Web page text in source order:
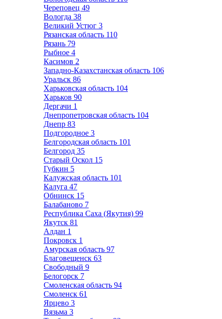
Череповец 49
Вологда 38
Великий Устюг 3
Рязанская область 110
Рязань 79
Рыбное 4
Касимов 2
Западно-Казахстанская область 106
Уральск 86
Харьковская область 104
Харьков 90
Дергачи 1
Днепропетровская область 104
Днепр 83
Подгородное 3
Белгородская область 101
Белгород 35
Старый Оскол 15
Губкин 5
Калужская область 101
Калуга 47
Обнинск 15
Балабаново 7
Республика Саха (Якутия) 99
Якутск 81
Алдан 1
Покровск 1
Амурская область 97
Благовещенск 63
Свободный 9
Белогорск 7
Смоленская область 94
Смоленск 61
Ярцево 3
Вязьма 3